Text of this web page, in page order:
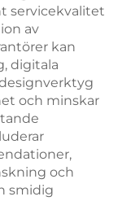
servicekvalitet
av
kan
digitala
och minskar
och
smidig